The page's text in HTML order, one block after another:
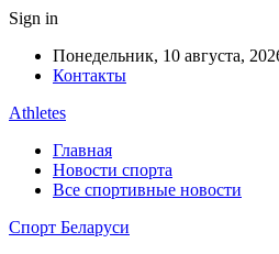
Sign in
Понедельник, 10 августа,
Контакты
Athletes
Главная
Новости спорта
Все спортивные новости
Спорт Беларуси